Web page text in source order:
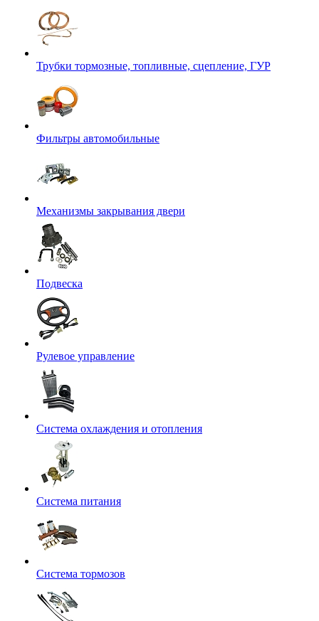
Трубки тормозные, топливные, сцепление, ГУР
Фильтры автомобильные
Механизмы закрывания двери
Подвеска
Рулевое управление
Система охлаждения и отопления
Система питания
Система тормозов